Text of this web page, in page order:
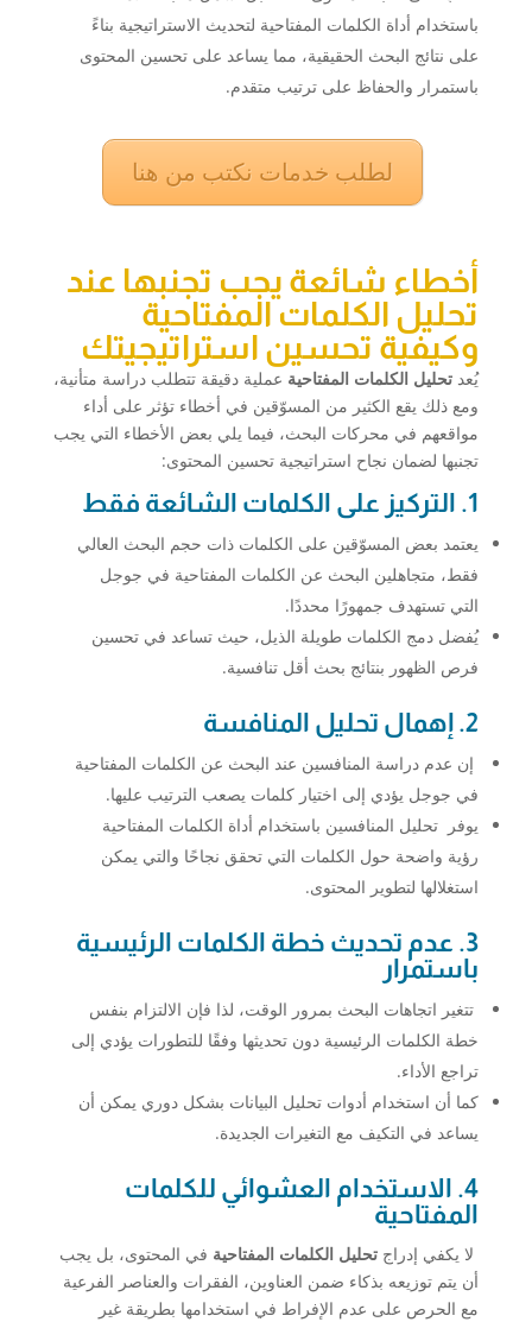
باستخدام أداة الكلمات المفتاحية لتحديث الاستراتيجية بناءً
على نتائج البحث الحقيقية، مما يساعد على تحسين المحتوى
باستمرار والحفاظ على ترتيب متقدم.
لطلب خدمات نكتب من هنا
أخطاء شائعة يجب تجنبها عند
تحليل الكلمات المفتاحية
وكيفية تحسين استراتيجيتك
يُعد تحليل الكلمات المفتاحية عملية دقيقة تتطلب دراسة متأنية،
ومع ذلك يقع الكثير من المسوّقين في أخطاء تؤثر على أداء
مواقعهم في محركات البحث، فيما يلي بعض الأخطاء التي يجب
تجنبها لضمان نجاح استراتيجية تحسين المحتوى:
1. التركيز على الكلمات الشائعة فقط
يعتمد بعض المسوّقين على الكلمات ذات حجم البحث العالي
فقط، متجاهلين البحث عن الكلمات المفتاحية في جوجل
التي تستهدف جمهورًا محددًا.
يُفضل دمج الكلمات طويلة الذيل، حيث تساعد في تحسين
فرص الظهور بنتائج بحث أقل تنافسية.
2. إهمال تحليل المنافسة
إن عدم دراسة المنافسين عند البحث عن الكلمات المفتاحية
في جوجل يؤدي إلى اختيار كلمات يصعب الترتيب عليها.
يوفر تحليل المنافسين باستخدام أداة الكلمات المفتاحية
رؤية واضحة حول الكلمات التي تحقق نجاحًا والتي يمكن
استغلالها لتطوير المحتوى.
3. عدم تحديث خطة الكلمات الرئيسية
باستمرار
تتغير اتجاهات البحث بمرور الوقت، لذا فإن الالتزام بنفس
خطة الكلمات الرئيسية دون تحديثها وفقًا للتطورات يؤدي إلى
تراجع الأداء.
كما أن استخدام أدوات تحليل البيانات بشكل دوري يمكن أن
يساعد في التكيف مع التغيرات الجديدة.
4. الاستخدام العشوائي للكلمات
المفتاحية
لا يكفي إدراج تحليل الكلمات المفتاحية في المحتوى، بل يجب
أن يتم توزيعه بذكاء ضمن العناوين، الفقرات والعناصر الفرعية
مع الحرص على عدم الإفراط في استخدامها بطريقة غير